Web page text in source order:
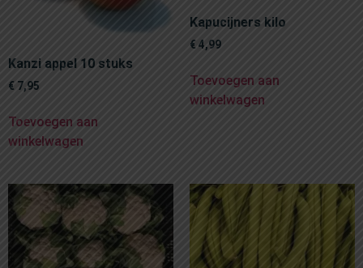
Kanzi appel 10 stuks
€ 7,95
Toevoegen aan
winkelwagen
Kapucijners kilo
€ 4,99
Toevoegen aan
winkelwagen